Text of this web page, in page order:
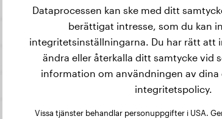
Dataprocessen kan ske med ditt
berättigat intresse, som du kan
integritetsinställningarna. Du har rätt att
ändra eller återkalla ditt samtycke vid
information om användningen av
integritetspolicy.
Vissa tjänster behandlar personuppgifter i USA.